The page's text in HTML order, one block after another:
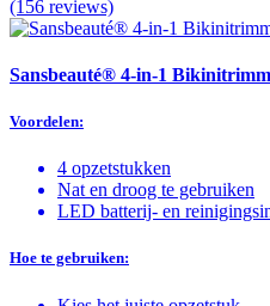
(156 reviews)
Sansbeauté® 4-in-1
Voordelen:
4 opzetstukken
Nat en droog te gebruiken
LED batterij- en
Hoe te gebruiken: